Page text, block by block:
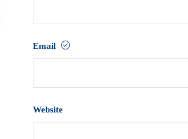
Email
Website